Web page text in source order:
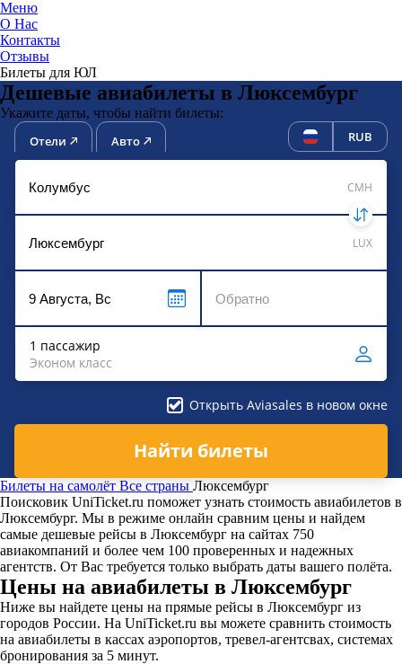
Меню
О Нас
Контакты
Отзывы
Билеты для ЮЛ
Дешевые авиабилеты в Люксембург
Укажите даты, чтобы найти билеты:
Отели Авто RUB
CMH
LUX
1 пассажир
Эконом класс
Открыть Aviasales в новом окне
Найти билеты
Билеты на самолёт Все страны Люксембург
Поисковик UniTicket.ru поможет узнать стоимость авиабилетов в
Люксембург. Мы в режиме онлайн сравним цены и найдем
самые дешевые рейсы в Люксембург на сайтах 750
авиакомпаний и более чем 100 проверенных и надежных
агентств. От Вас требуется только выбрать даты вашего полёта.
Цены на авиабилеты в Люксембург
Ниже вы найдете цены на прямые рейсы в Люксембург из
городов России. На UniTicket.ru вы можете сравнить стоимость
на авиабилеты в кассах аэропортов, тревел-агентсвах, системах
бронирования за 5 минут.